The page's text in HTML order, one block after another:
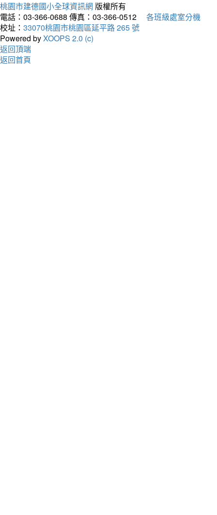
桃園市建德國小全球資訊網 版權所有
電話：03-366-0688 傳真：03-366-0512
各班級處室分機
校址： 33070桃園市桃園區延平路 265 號
Powered byXOOPS 2.0 (c)
返回頂端
返回首頁